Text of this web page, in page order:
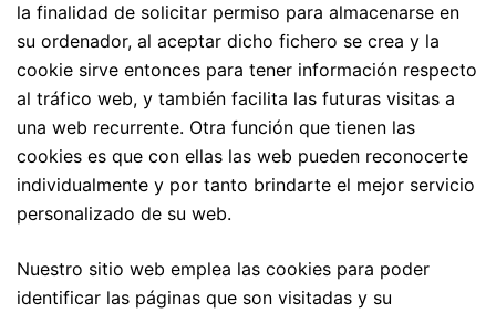
la finalidad de solicitar permiso para almacenarse en
su ordenador, al aceptar dicho fichero se crea y la
cookie sirve entonces para tener información respecto
al tráfico web, y también facilita las futuras visitas a
una web recurrente. Otra función que tienen las
cookies es que con ellas las web pueden reconocerte
individualmente y por tanto brindarte el mejor servicio
personalizado de su web.
Nuestro sitio web emplea las cookies para poder
identificar las páginas que son visitadas y su